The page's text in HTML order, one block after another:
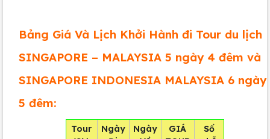
Bảng Giá Và Lịch Khởi Hành đi Tour du lịch
SINGAPORE – MALAYSIA 5 ngày 4 đêm và
SINGAPORE INDONESIA MALAYSIA 6 ngày
5 đêm:
Tour
Ngày
Ngày
GIÁ
Số